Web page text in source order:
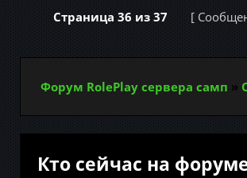
Страница 36 из 37 [
Форум RolePlay сервера самп »
Кто сейчас на